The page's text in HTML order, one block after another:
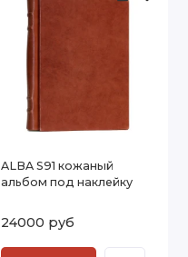
ALBA S91 кожаный
альбом под наклейку
24000 руб